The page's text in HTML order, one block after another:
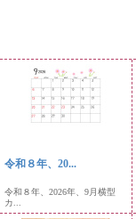
令和８年、20...
令和８年、2026年、9月横型
カ...